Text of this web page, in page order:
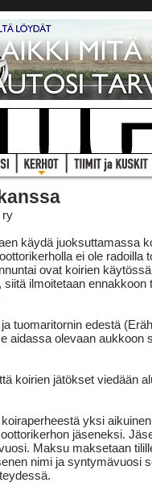
ry
käydä juoksuttamassa
ei ole radoilla
ovat koirien
ilmoitetaan ennakkoon
tuomaritornin edestä
aidassa olevaan aukkoon
koirien jätökset viedään
yksi
jäseneksi.
Maksu maksetaan
nimi ja syntymävuosi